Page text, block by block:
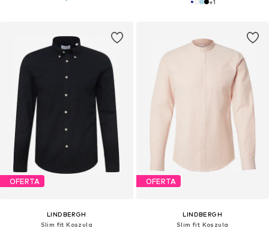
+1
OFERTA
LINDBERGH
Slim fit Koszula
OFERTA
LINDBERGH
Slim fit Koszula